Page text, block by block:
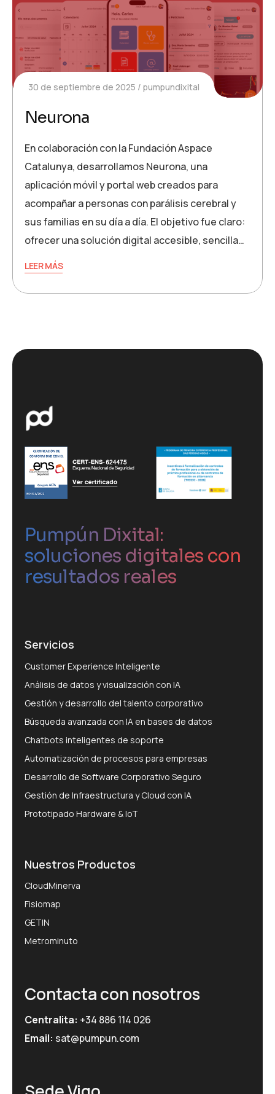
30 de septiembre de 2025 pumpundixital
Neurona
En colaboración con la Fundación Aspace
Catalunya, desarrollamos Neurona, una
aplicación móvil y portal web creados para
acompañar a personas con parálisis cerebral y
sus familias en su día a día. El objetivo fue claro:
ofrecer una solución digital accesible, sencilla…
LEER MÁS
Pumpún Dixital:
soluciones digitales con
resultados reales
Servicios
Customer Experience Inteligente
Análisis de datos y visualización con IA
Gestión y desarrollo del talento corporativo
Búsqueda avanzada con IA en bases de datos
Chatbots inteligentes de soporte
Automatización de procesos para empresas
Desarrollo de Software Corporativo Seguro
Gestión de Infraestructura y Cloud con IA
Prototipado Hardware & IoT
Nuestros Productos
CloudMinerva
Fisiomap
GETIN
Metrominuto
Contacta con nosotros
Centralita: +34 886 114 026
Email: sat@pumpun.com